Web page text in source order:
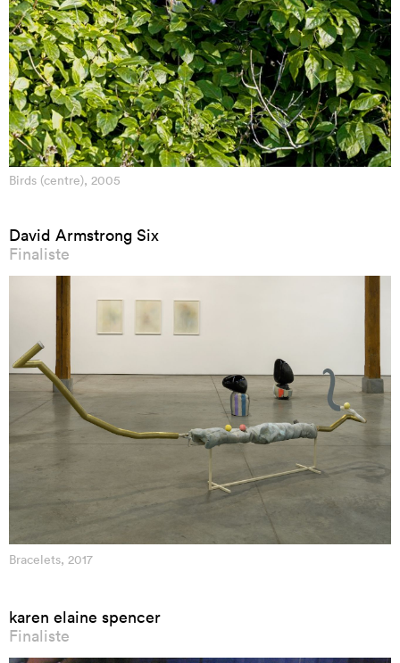
Birds (centre), 2005
David Armstrong Six
Finaliste
Bracelets, 2017
karen elaine spencer
Finaliste